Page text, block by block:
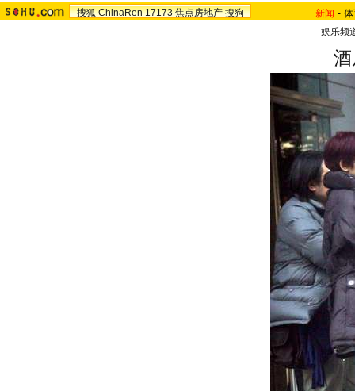
搜狐 ChinaRen 17173 焦点房地产 搜狗 新闻 -
娱乐频